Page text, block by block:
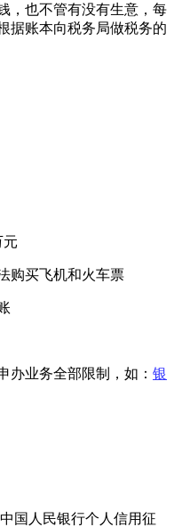
，也不管有没有生意，每
据账本向税务局做税务的
元
购买飞机和火车票
办业务全部限制，如： 银
国人民银行个人信用征